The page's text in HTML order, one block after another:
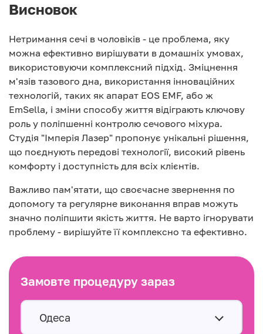
Висновок
Нетримання сечі в чоловіків - це проблема, яку
можна ефективно вирішувати в домашніх умовах,
використовуючи комплексний підхід. Зміцнення
м'язів тазового дна, використання інноваційних
технологій, таких як апарат EOS EMF, або ж
EmSella, і зміни способу життя відіграють ключову
роль у поліпшенні контролю сечового міхура.
Студія "Імперія Лазер" пропонує унікальні рішення,
що поєднують передові технології, високий рівень
комфорту і доступність для всіх клієнтів.
Важливо пам'ятати, що своєчасне звернення по
допомогу та регулярне виконання вправ можуть
значно поліпшити якість життя. Не варто ігнорувати
проблему - вирішуйте її комплексно та ефективно.
Замовте процедуру зараз
Одеса